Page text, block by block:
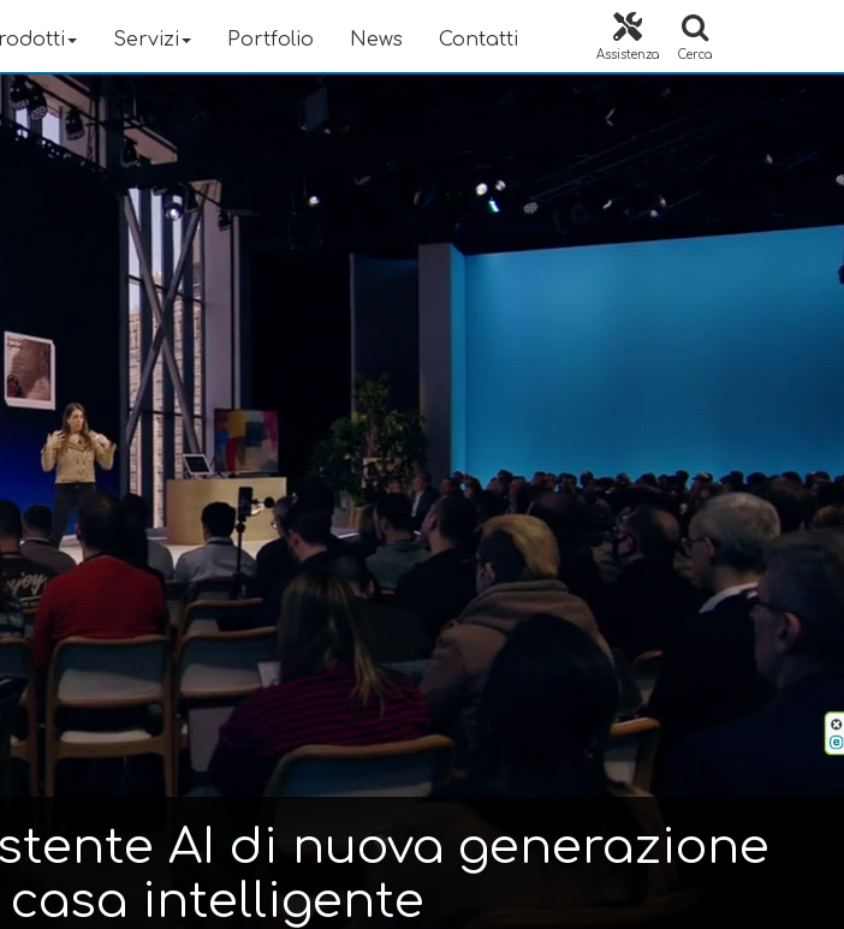
Servizi Portfolio News Contatti
Assistenza Cerca
AI di nuova generazione
intelligente